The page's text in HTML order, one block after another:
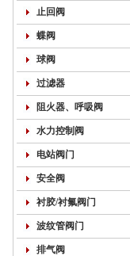
止回阀
蝶阀
球阀
过滤器
阻火器、呼吸阀
水力控制阀
电站阀门
安全阀
衬胶/衬氟阀门
波纹管阀门
排气阀